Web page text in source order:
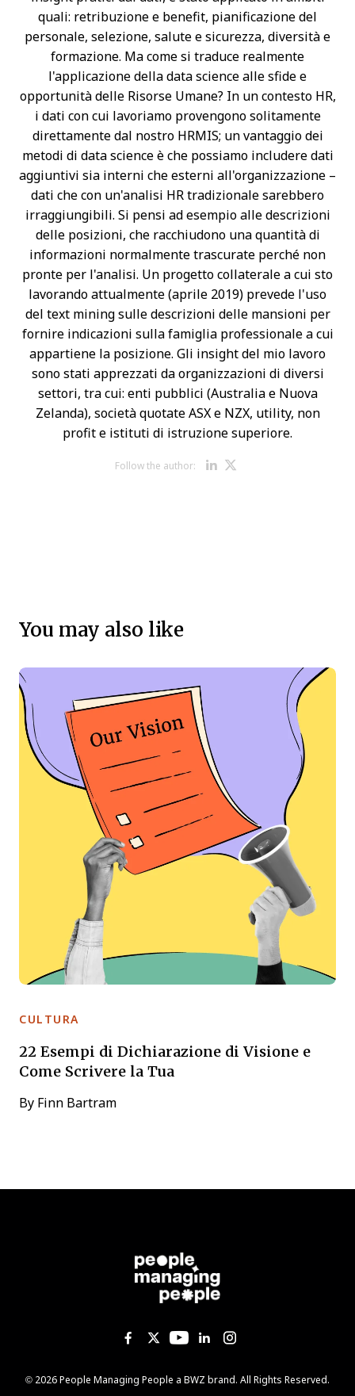
quali: retribuzione e benefit, pianificazione del
personale, selezione, salute e sicurezza, diversità e
formazione. Ma come si traduce realmente
l'applicazione della data science alle sfide e
opportunità delle Risorse Umane? In un contesto HR,
i dati con cui lavoriamo provengono solitamente
direttamente dal nostro HRMIS; un vantaggio dei
metodi di data science è che possiamo includere dati
aggiuntivi sia interni che esterni all'organizzazione –
dati che con un'analisi HR tradizionale sarebbero
irraggiungibili. Si pensi ad esempio alle descrizioni
delle posizioni, che racchiudono una quantità di
informazioni normalmente trascurate perché non
pronte per l'analisi. Un progetto collaterale a cui sto
lavorando attualmente (aprile 2019) prevede l'uso
del text mining sulle descrizioni delle mansioni per
fornire indicazioni sulla famiglia professionale a cui
appartiene la posizione. Gli insight del mio lavoro
sono stati apprezzati da organizzazioni di diversi
settori, tra cui: enti pubblici (Australia e Nuova
Zelanda), società quotate ASX e NZX, utility, non
profit e istituti di istruzione superiore.
Follow the author: Opens new
You may also like
CULTURA
22 Esempi di Dichiarazione di Visione e
Come Scrivere la Tua
By Finn Bartram
Like us on Facebook
Follow us on Twitter
Follow us on
Add us on
Follow us on
© 2026 People Managing People a BWZ Opens new window
brand. All Rights Reserved.